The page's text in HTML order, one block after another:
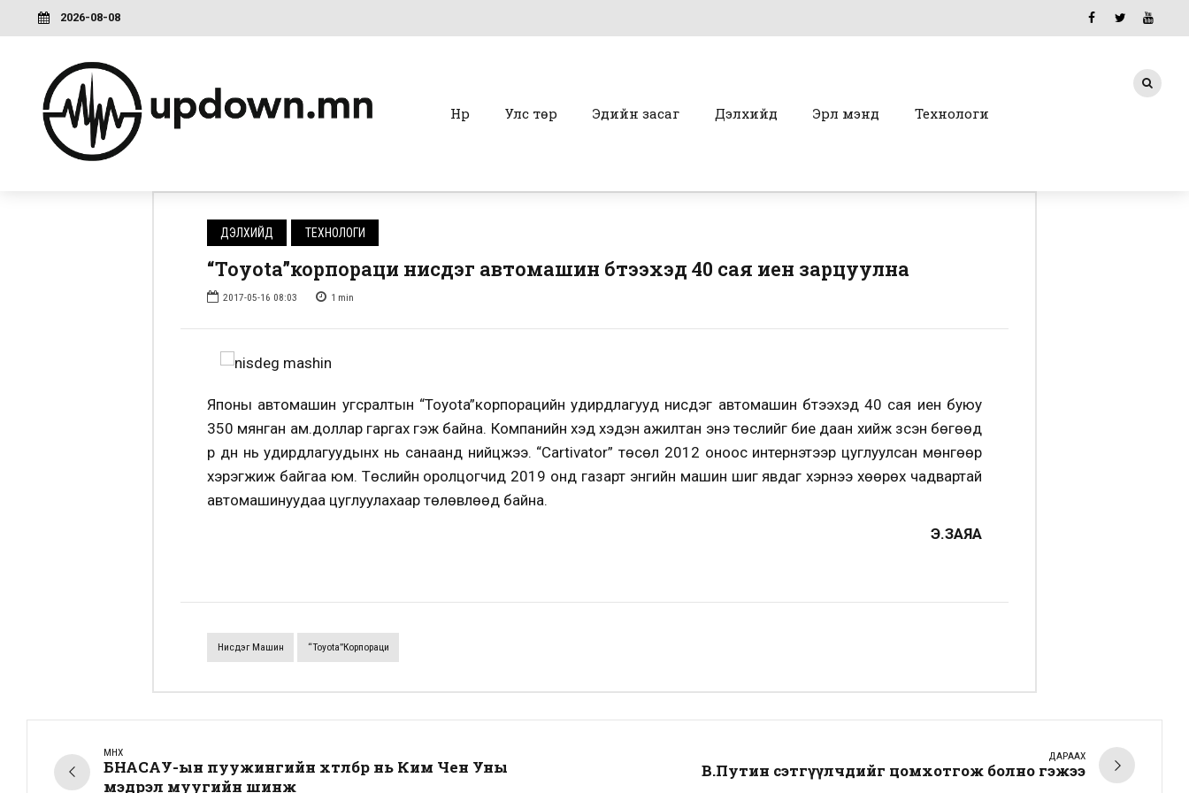
2026-08-08
Нүүр Улс төр Эдийн засаг Дэлхийд Эрүүл мэнд Технологи
ДЭЛХИЙД ТЕХНОЛОГИ
“Toyota”корпораци нисдэг автомашин бүтээхэд 40 сая иен зарцуулна
2017-05-16 08:03 1 min
Японы автомашин угсралтын “Toyota”корпорацийн удирдлагууд нисдэг автомашин бүтээхэд 40 сая иен буюу
350 мянган ам.доллар гаргах гэж байна. Компанийн хэд хэдэн ажилтан энэ төслийг бие даан хийж үзсэн бөгөөд
үр дүн нь удирдлагуудынх нь санаанд нийцжээ. “Cartivator” төсөл 2012 оноос интернэтээр цуглуулсан мөнгөөр
хэрэгжиж байгаа юм. Төслийн оролцогчид 2019 онд газарт энгийн машин шиг явдаг хэрнээ хөөрөх чадвартай
автомашинуудаа цуглуулахаар төлөвлөөд байна.
Э.ЗАЯА
Нисдэг Машин “Toyota”корпораци
ӨМНӨХ
БНАСАУ-ын пуужингийн хөтөлбөр нь Ким Чен Уны
мэдрэл муугийн шинж
ДАРААХ
В.Путин сэтгүүлчдийг цомхотгож болно гэжээ